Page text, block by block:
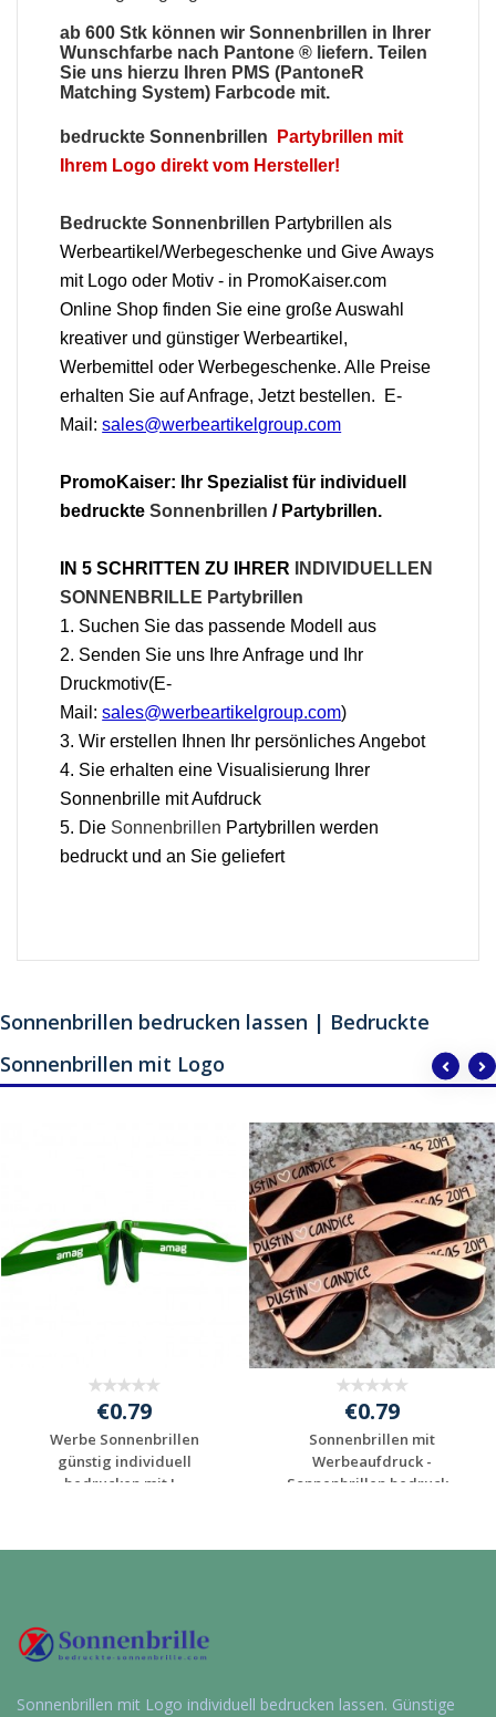
ab 600 Stk können wirSonnenbrillen in Ihrer
Wunschfarbe nach Pantone ® liefern. Teilen
Sie uns hierzu Ihren PMS (PantoneR
Matching System) Farbcode mit.
bedruckte Sonnenbrillen Partybrillen mit
Ihrem Logo direkt vom Hersteller!
Bedruckte Sonnenbrillen Partybrillen als
Werbeartikel/Werbegeschenke und Give Aways
mit Logo oder Motiv - in PromoKaiser.com
Online Shop finden Sie eine große Auswahl
kreativer und günstiger Werbeartikel,
Werbemittel oder Werbegeschenke. Alle Preise
erhalten Sie auf Anfrage, Jetzt bestellen. E-
Mail:sales@werbeartikelgroup.com
PromoKaiser: Ihr Spezialist für individuell
bedruckteSonnenbrillen / Partybrillen.
IN 5 SCHRITTEN ZU IHRER
INDIVIDUELLEN
SONNENBRILLE Partybrillen
1. Suchen Sie das passende Modell aus
2. Senden Sie uns Ihre Anfrage und Ihr
Druckmotiv(E-
Mail:sales@werbeartikelgroup.com)
3. Wir erstellen Ihnen Ihr persönliches Angebot
4. Sie erhalten eine Visualisierung Ihrer
Sonnenbrille mit Aufdruck
5. Die Sonnenbrillen Partybrillen werden
bedruckt und an Sie geliefert
Sonnenbrillen bedrucken lassen | Bedruckte
Sonnenbrillen mit Logo
€0.79
Werbe Sonnenbrillen
günstig individuell
bedrucken mit I...
anfragen
€0.79
Sonnenbrillen mit
Werbeaufdruck -
Sonnenbrillen bedruck...
anfragen
Sonnenbrillen mit Logo individuell bedrucken lassen. Günstige